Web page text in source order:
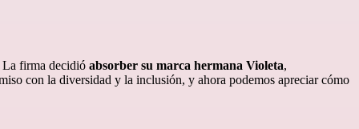
La firma decidió absorber su marca hermana Violeta,
con la diversidad y la inclusión, y ahora podemos apreciar cómo